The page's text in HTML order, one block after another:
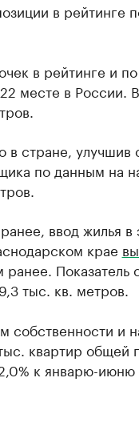
в рейтинге
в рейтинге и
месте в России.
в стране, улучшив
по данным на
ввод жилья в
крае
Показатель
тыс. кв. метров.
собственности и
квартир общей
к январю-июню